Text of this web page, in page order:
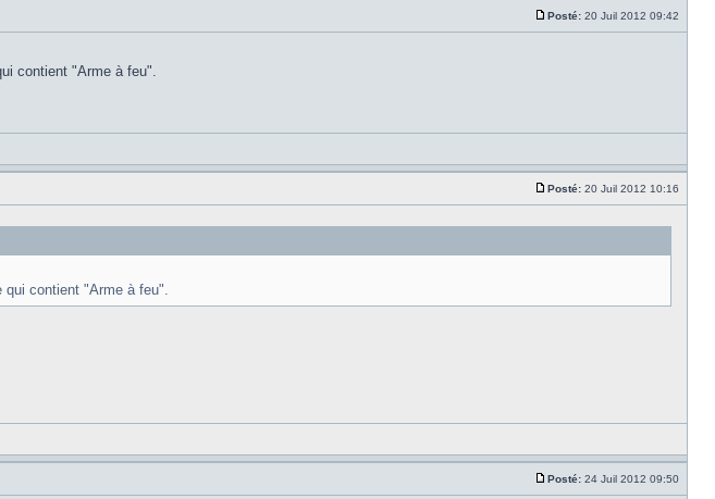
Posté: 20 Juil 2012 09:42
contient "Arme à feu".
Posté: 20 Juil 2012 10:16
qui contient "Arme à feu".
Posté: 24 Juil 2012 09:50